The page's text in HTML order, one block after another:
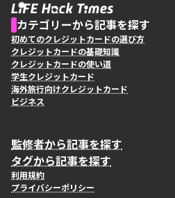
カテゴリーから記事を探す
初めてのクレジットカードの選び方
クレジットカードの基礎知識
クレジットカードの使い道
学生クレジットカード
海外旅行向けクレジットカード
ビジネス
監修者から記事を探す
タグから記事を探す
利用規約
プライバシーポリシー